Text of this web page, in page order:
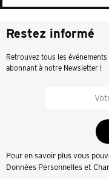
Restez informé
Retrouvez tous les
abonnant à notre Newsletter !
Pour en savoir plus vous
Données Personnelles et